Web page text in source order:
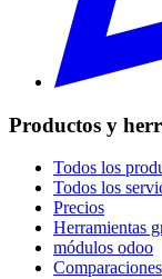
Productos y
Todos los
Todos los
Precios
Herramientas
módulos odoo
Comparaciones